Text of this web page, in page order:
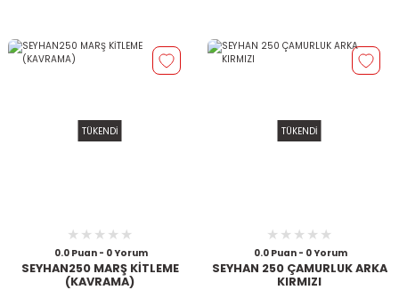
TÜKENDİ
0.0 Puan - 0 Yorum
SEYHAN250 MARŞ KİTLEME
(KAVRAMA)
TÜKENDİ
0.0 Puan - 0 Yorum
SEYHAN 250 ÇAMURLUK ARKA
KIRMIZI